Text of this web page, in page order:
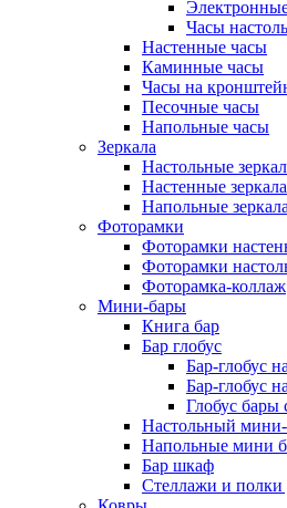
Часы
Настенные часы
Каминные часы
Часы на
Песочные часы
Напольные часы
Зеркала
Настольные
Настенные зеркала
Напольные зеркала
Фоторамки
Фоторамки
Фоторамки
Фоторамка-коллаж
Мини-бары
Книга бар
Бар глобус
Бар-глобус
Бар-глобус
Глобус бары
Настольный
Напольные мини
Бар шкаф
Стеллажи и полки